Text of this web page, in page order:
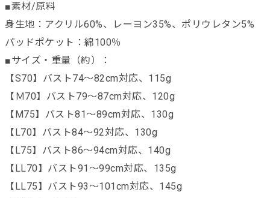
■素材/原料
身生地：アクリル60%、レーヨン35%、ポリウレタン5%
パッドポケット：綿100％
■サイズ・重量（約）：
【S70】バスト74～82cm対応、115g
【Ｍ70】バスト79～87cm対応、120g
【M75】バスト81～89cm対応、130g
【L70】バスト84～92対応、130g
【L75】バスト86～94cm対応、140g
【LL70】バスト91～99cm対応、135g
【LL75】バスト93～101cm対応、145g